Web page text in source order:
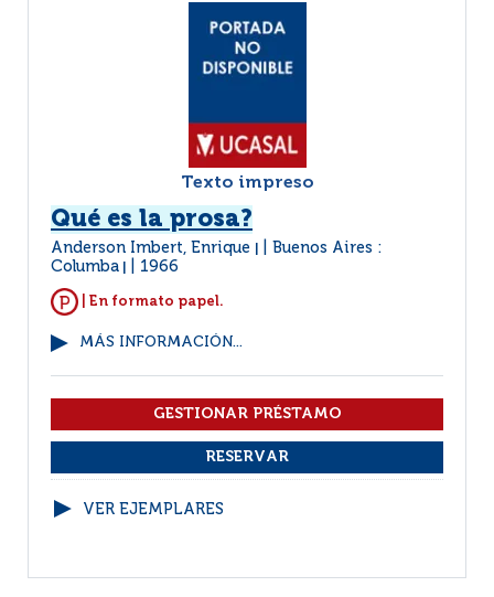
Texto impreso
Qué es la prosa?
Anderson Imbert, Enrique
Buenos Aires :
Columba
1966
| En formato papel.
MÁS INFORMACIÓN...
VER EJEMPLARES